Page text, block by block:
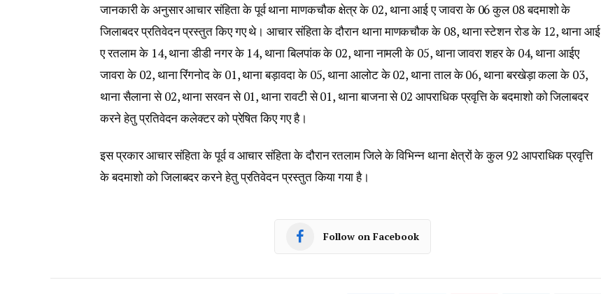
जानकारी के अनुसार आचार संहिता के पूर्व थाना माणकचौक क्षेत्र के 02, थाना आई ए जावरा के 06 कुल 08 बदमाशो के
जिलाबदर प्रतिवेदन प्रस्तुत किए गए थे। आचार संहिता के दौरान थाना माणकचौक के 08, थाना स्टेशन रोड के 12, थाना आई
ए रतलाम के 14, थाना डीडी नगर के 14, थाना बिलपांक के 02, थाना नामली के 05, थाना जावरा शहर के 04, थाना आईए
जावरा के 02, थाना रिंगनोद के 01, थाना बड़ावदा के 05, थाना आलोट के 02, थाना ताल के 06, थाना बरखेड़ा कला के 03,
थाना सैलाना से 02, थाना सरवन से 01, थाना रावटी से 01, थाना बाजना से 02 आपराधिक प्रवृत्ति के बदमाशो को जिलाबदर
करने हेतु प्रतिवेदन कलेक्टर को प्रेषित किए गए है।
इस प्रकार आचार संहिता के पूर्व व आचार संहिता के दौरान रतलाम जिले के विभिन्न थाना क्षेत्रों के कुल 92 आपराधिक प्रवृत्ति
के बदमाशो को जिलाबदर करने हेतु प्रतिवेदन प्रस्तुत किया गया है।
Follow on Facebook